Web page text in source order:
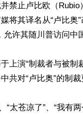
禁止卢比欧（Rubio
将其译名从“卢比奥”
许其随川普访问中
上演“制裁者与被制
共对“卢比奥”的制裁
太苍凉了”、“我有